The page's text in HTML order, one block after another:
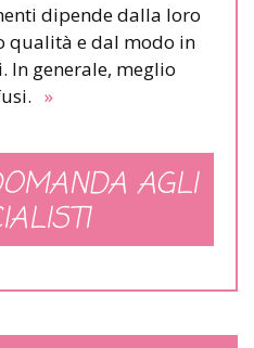
dipende dalla loro
qualità e dal modo in
In generale, meglio
»
AGLI